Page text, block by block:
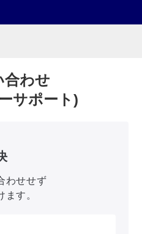
合わせ
サポート)
わせせず
す。